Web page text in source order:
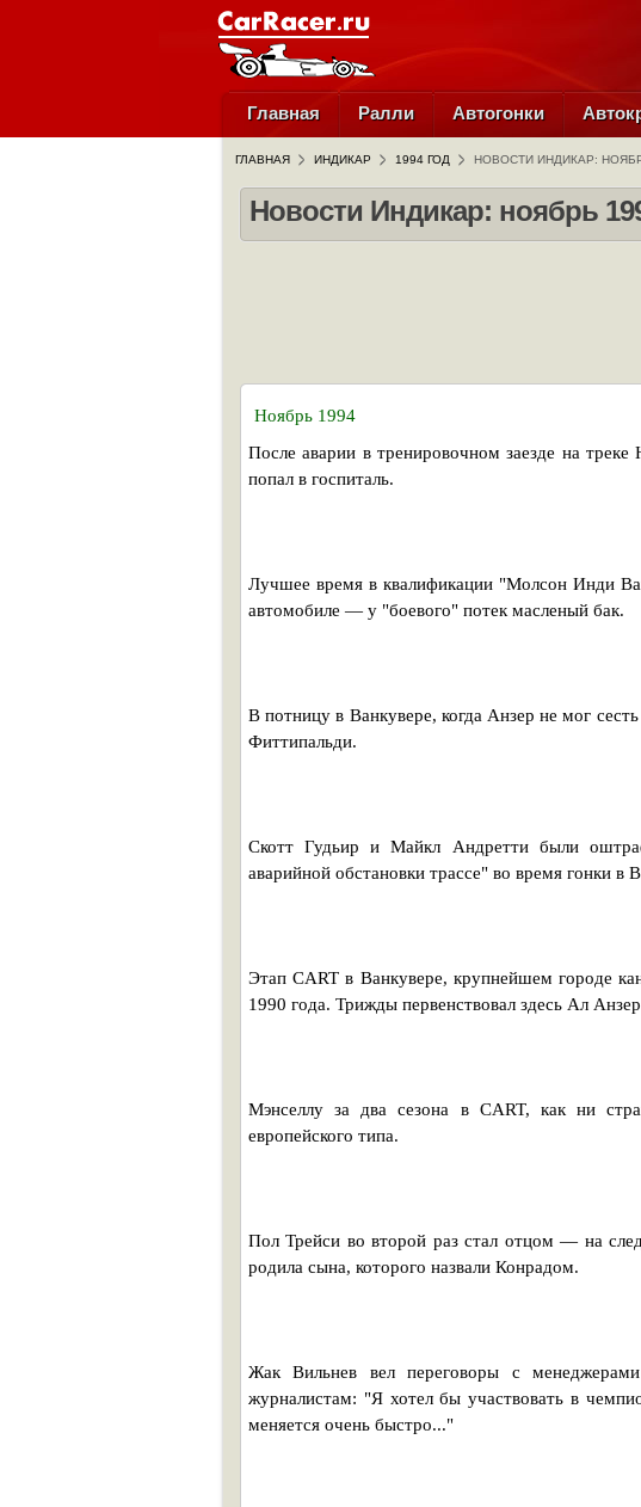
Главная Ралли Автогонки
ГЛАВНАЯ ИНДИКАР 1994 ГОД НОВОСТИ ИНДИКАР:
Новости Индикар: ноябрь
Ноябрь 1994
После аварии в тренировочном заезде на
попал в госпиталь.
Лучшее время в квалификации "Молсон Инди
автомобиле — у "боевого" потек масленый бак.
В потницу в Ванкувере, когда Анзер не мог
Фиттипальди.
Скотт Гудьир и Майкл Андретти были
аварийной обстановки трассе" во время гонки в
Этап CART в Ванкувере, крупнейшем городе
1990 года. Трижды первенствовал здесь Ал
Мэнселлу за два сезона в CART, как ни
европейского типа.
Пол Трейси во второй раз стал отцом — на
родила сына, которого назвали Конрадом.
Жак Вильнев вел переговоры с
журналистам: "Я хотел бы участвовать в
меняется очень быстро..."